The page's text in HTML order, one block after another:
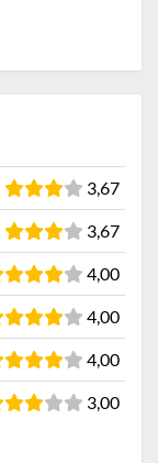
3,67
3,67
4,00
4,00
4,00
3,00